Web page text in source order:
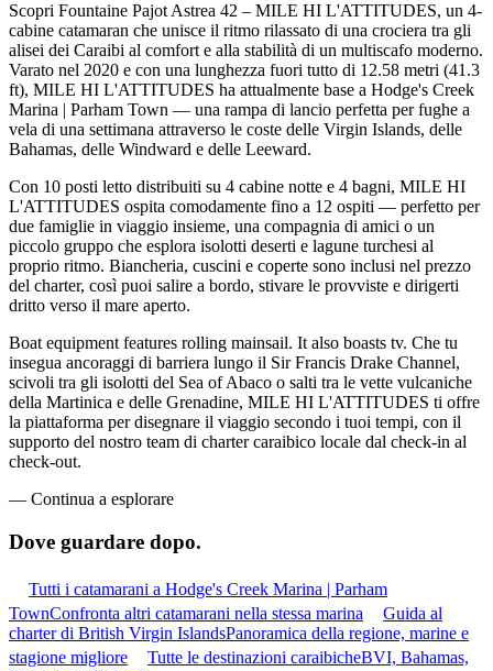
Scopri Fountaine Pajot Astrea 42 – MILE HI L'ATTITUDES, un 4-
cabine catamaran che unisce il ritmo rilassato di una crociera tra gli
alisei dei Caraibi al comfort e alla stabilità di un multiscafo moderno.
Varato nel 2020 e con una lunghezza fuori tutto di 12.58 metri (41.3
ft), MILE HI L'ATTITUDES ha attualmente base a Hodge's Creek
Marina | Parham Town — una rampa di lancio perfetta per fughe a
vela di una settimana attraverso le coste delle Virgin Islands, delle
Bahamas, delle Windward e delle Leeward.
Con 10 posti letto distribuiti su 4 cabine notte e 4 bagni, MILE HI
L'ATTITUDES ospita comodamente fino a 12 ospiti — perfetto per
due famiglie in viaggio insieme, una compagnia di amici o un
piccolo gruppo che esplora isolotti deserti e lagune turchesi al
proprio ritmo. Biancheria, cuscini e coperte sono inclusi nel prezzo
del charter, così puoi salire a bordo, stivare le provviste e dirigerti
dritto verso il mare aperto.
Boat equipment features rolling mainsail. It also boasts tv. Che tu
insegua ancoraggi di barriera lungo il Sir Francis Drake Channel,
scivoli tra gli isolotti del Sea of Abaco o salti tra le vette vulcaniche
della Martinica e delle Grenadine, MILE HI L'ATTITUDES ti offre
la piattaforma per disegnare il viaggio secondo i tuoi tempi, con il
supporto del nostro team di charter caraibico locale dal check-in al
check-out.
— Continua a esplorare
Dove guardare dopo.
Tutti i catamarani a Hodge's Creek Marina | Parham
TownConfronta altri catamarani nella stessa marina
Guida al
charter di British Virgin IslandsPanoramica della regione, marine e
stagione migliore
Tutte le destinazioni caraibicheBVI, Bahamas,